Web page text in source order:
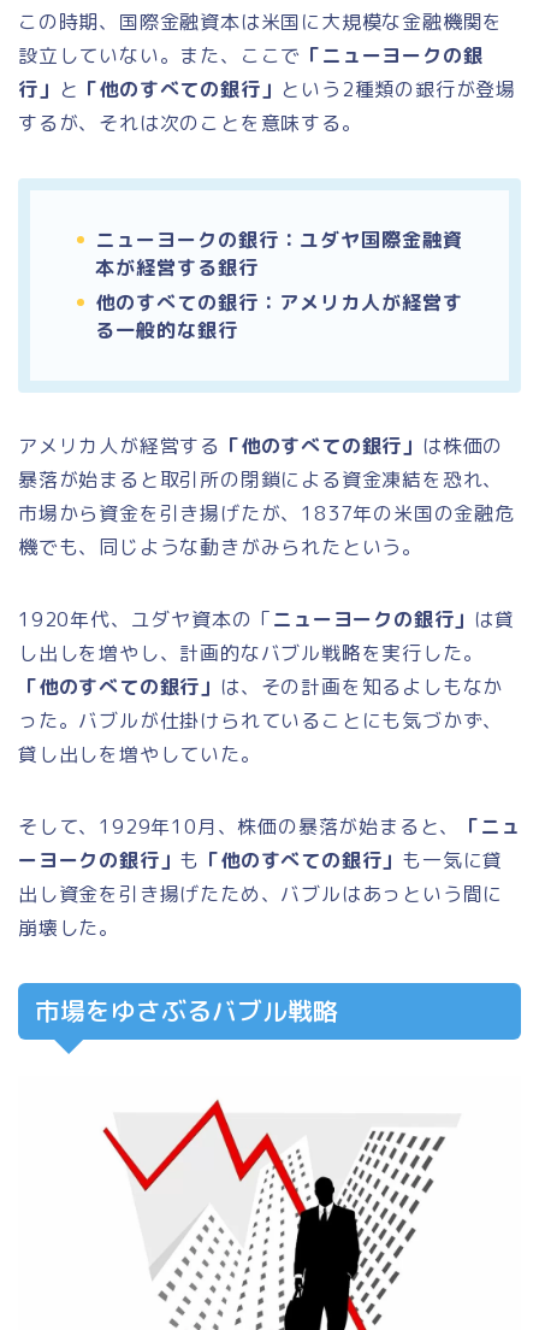
この時期、国際金融資本は米国に大規模な金融機関を
設立していない。また、ここで 「ニューヨークの銀
行」 と 「他のすべての銀行」 という2種類の銀行が登場
するが、それは次のことを意味する。
ニューヨークの銀行：ユダヤ国際金融資
本が経営する銀行
他のすべての銀行：アメリカ人が経営す
る一般的な銀行
アメリカ人が経営する 「他のすべての銀行」 は株価の
暴落が始まると取引所の閉鎖による資金凍結を恐れ、
市場から資金を引き揚げたが、1837年の米国の金融危
機でも、同じような動きがみられたという。
1920年代、ユダヤ資本の「ニューヨークの銀行」 は貸
し出しを増やし、計画的なバブル戦略を実行した。
「他のすべての銀行」 は、その計画を知るよしもなか
った。バブルが仕掛けられていることにも気づかず、
貸し出しを増やしていた。
そして、1929年10月、株価の暴落が始まると、
「ニュ
ーヨークの銀行」 も 「他のすべての銀行」 も一気に貸
出し資金を引き揚げたため、バブルはあっという間に
崩壊した。
市場をゆさぶるバブル戦略